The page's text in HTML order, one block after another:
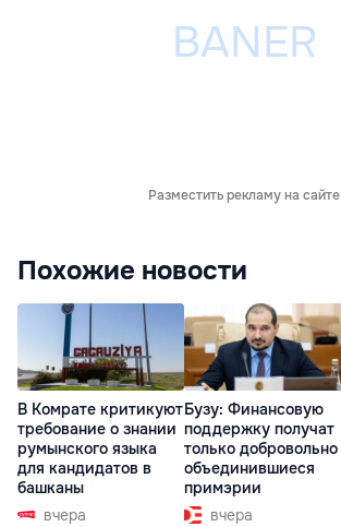
Разместить рекламу на сайте
Похожие новости
В Комрате критикуют
требование о знании
румынского языка
для кандидатов в
башканы
вчера
Бузу: Финансовую
поддержку получат
только добровольно
объединившиеся
примэрии
вчера